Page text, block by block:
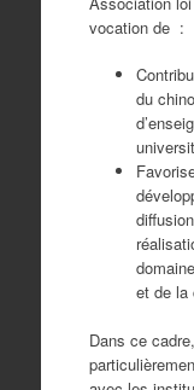
vocation de :
du
et de la
Dans ce